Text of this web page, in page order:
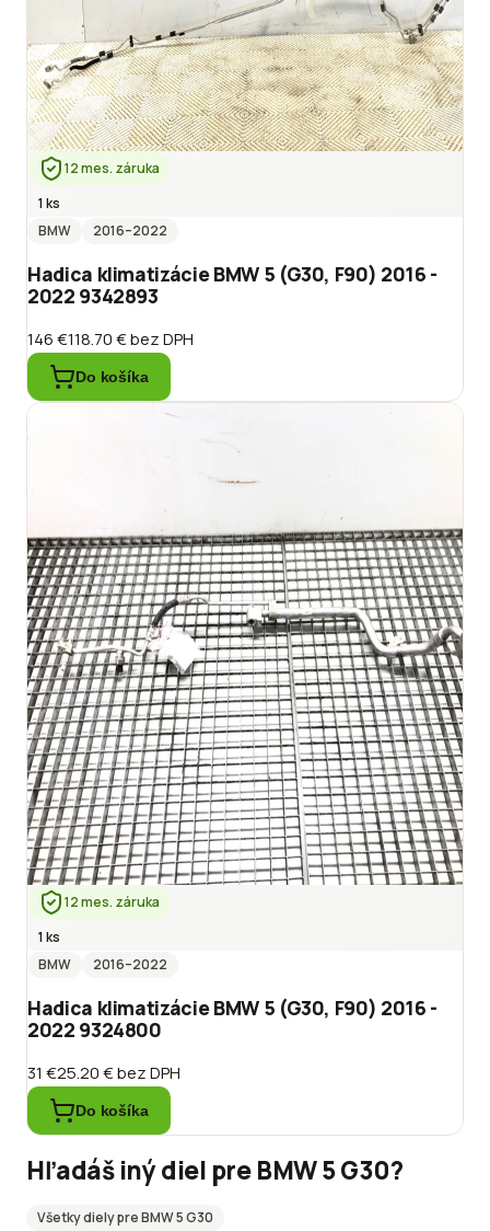
12 mes. záruka
1 ks
BMW
2016–2022
Hadica klimatizácie BMW 5 (G30, F90) 2016 -
2022 9342893
146 €118.70 €bez DPH
Do košíka
12 mes. záruka
1 ks
BMW
2016–2022
Hadica klimatizácie BMW 5 (G30, F90) 2016 -
2022 9324800
31 €25.20 €bez DPH
Do košíka
Hľadáš iný diel pre BMW5 G30?
Všetky diely preBMW5 G30